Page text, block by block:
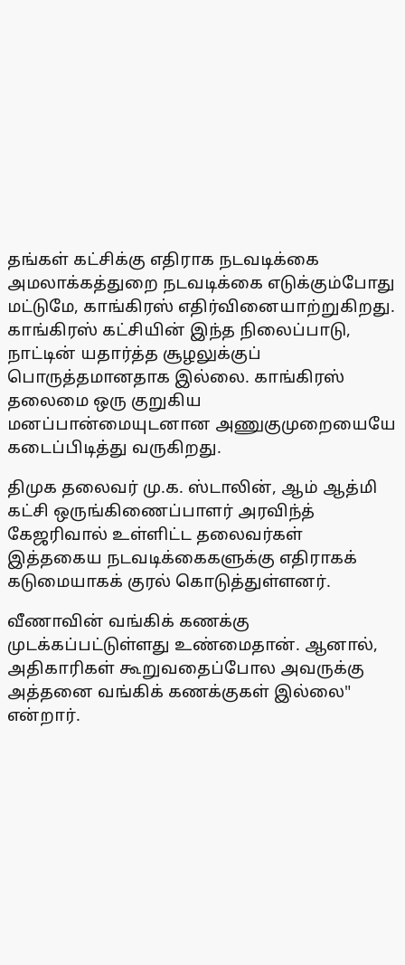
தங்கள் கட்சிக்கு எதிராக நடவடிக்கை
அமலாக்கத்துறை நடவடிக்கை எடுக்கும்போது
மட்டுமே, காங்கிரஸ் எதிர்வினையாற்றுகிறது.
காங்கிரஸ் கட்சியின் இந்த நிலைப்பாடு,
நாட்டின் யதார்த்த சூழலுக்குப்
பொருத்தமானதாக இல்லை. காங்கிரஸ்
தலைமை ஒரு குறுகிய
மனப்பான்மையுடனான அணுகுமுறையையே
கடைப்பிடித்து வருகிறது.
திமுக தலைவர் மு.க. ஸ்டாலின், ஆம் ஆத்மி
கட்சி ஒருங்கிணைப்பாளர் அரவிந்த்
கேஜரிவால் உள்ளிட்ட தலைவர்கள்
இத்தகைய நடவடிக்கைகளுக்கு எதிராகக்
கடுமையாகக் குரல் கொடுத்துள்ளனர்.
வீணாவின் வங்கிக் கணக்கு
முடக்கப்பட்டுள்ளது உண்மைதான். ஆனால்,
அதிகாரிகள் கூறுவதைப்போல அவருக்கு
அத்தனை வங்கிக் கணக்குகள் இல்லை"
என்றார்.